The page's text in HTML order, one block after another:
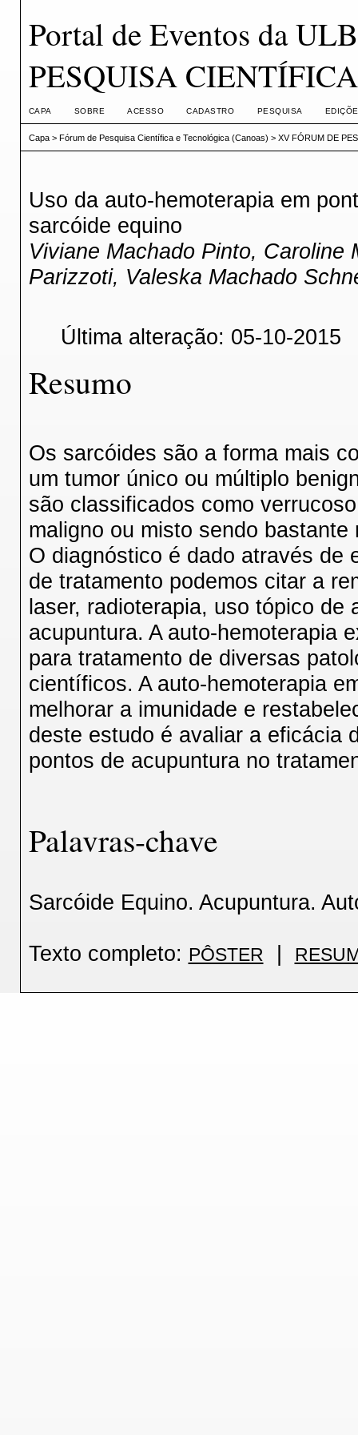
Portal de Eventos da
PESQUISA
CAPA SOBRE ACESSO CADASTRO PESQUISA
Capa> Fórum de Pesquisa Científica e Tecnológica (Canoas) > XV FÓRUM DE
Uso da auto-hemoterapia em
sarcóide equino
Viviane Machado Pinto, Caroline
Parizzoti, Valeska Machado
Última alteração: 05-10-2015
Resumo
Os sarcóides são a forma mais
um tumor único ou múltiplo
são classificados como
maligno ou misto sendo
O diagnóstico é dado através de
de tratamento podemos citar a
laser, radioterapia, uso tópico de
acupuntura. A auto-hemoterapia
para tratamento de diversas
científicos. A auto-hemoterapia
melhorar a imunidade e
deste estudo é avaliar a eficácia
pontos de acupuntura no
Palavras-chave
Sarcóide Equino. Acupuntura.
Texto completo: PÔSTER |